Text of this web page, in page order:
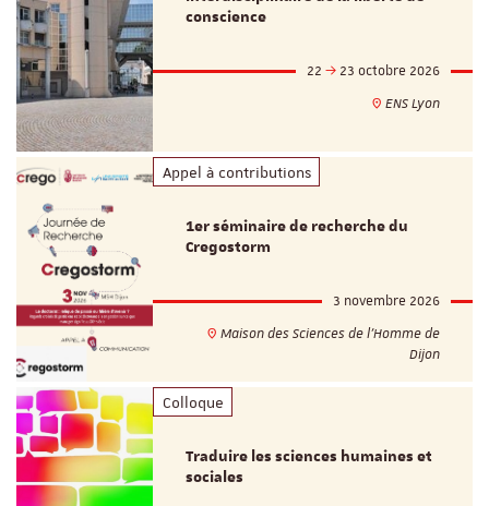
conscience
22
23 octobre 2026
ENS Lyon
Appel à contributions
1er séminaire de recherche du
Cregostorm
3 novembre 2026
Maison des Sciences de l'Homme de
Dijon
Colloque
Traduire les sciences humaines et
sociales